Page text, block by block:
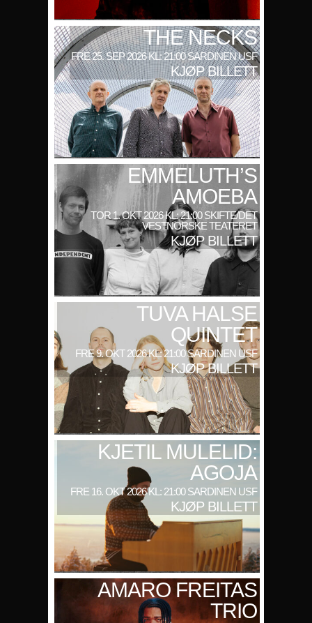
THE NECKS
FRE 25. SEP 2026 KL: 21:00 SARDINEN USF
KJØP BILLETT
EMMELUTH’S
AMOEBA
TOR 1. OKT 2026 KL: 21:00 SKIFTE/DET
VESTNORSKE TEATERET
KJØP BILLETT
TUVA HALSE
QUINTET
FRE 9. OKT 2026 KL: 21:00 SARDINEN USF
KJØP BILLETT
KJETIL MULELID:
AGOJA
FRE 16. OKT 2026 KL: 21:00 SARDINEN USF
KJØP BILLETT
AMARO FREITAS
TRIO